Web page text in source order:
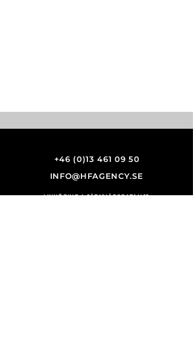
+46 (0)13 461 09 50
INFO@HFAGENCY.SE
LINKÖPING | JÄRNVÄGSGATAN 10